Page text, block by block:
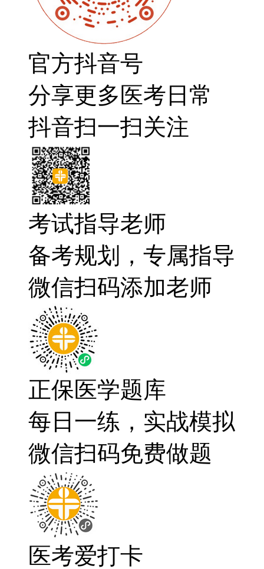
官方抖音号
分享更多医考日常
抖音扫一扫关注
考试指导老师
备考规划，专属指导
微信扫码添加老师
正保医学题库
每日一练，实战模拟
微信扫码免费做题
医考爱打卡